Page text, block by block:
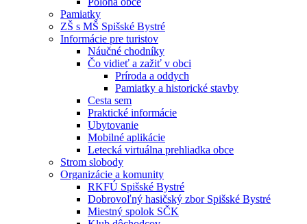
Pamiatky
ZŠ s MŠ Spišské Bystré
Informácie pre turistov
Náučné chodníky
Čo vidieť a zažiť v obci
Príroda a oddych
Pamiatky a historické stavby
Cesta sem
Praktické informácie
Ubytovanie
Mobilné aplikácie
Letecká virtuálna prehliadka obce
Strom slobody
Organizácie a komunity
RKFÚ Spišské Bystré
Dobrovoľný hasičský zbor Spišské Bystré
Miestný spolok SČK